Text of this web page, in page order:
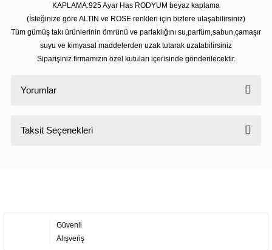
KAPLAMA:925 Ayar Has RODYUM beyaz kaplama
(İsteğinize göre ALTIN ve ROSE renkleri için bizlere ulaşabilirsiniz)
Tüm gümüş takı ürünlerinin ömrünü ve parlaklığını su,parfüm,sabun,çamaşır
suyu ve kimyasal maddelerden uzak tutarak uzatabilirsiniz
Siparişiniz firmamızın özel kutuları içerisinde gönderilecektir.
Yorumlar
Taksit Seçenekleri
Güvenli
Alışveriş